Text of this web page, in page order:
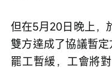
但在5月20日晚上，
雙方達成了協議暫
罷工暫緩，工會將